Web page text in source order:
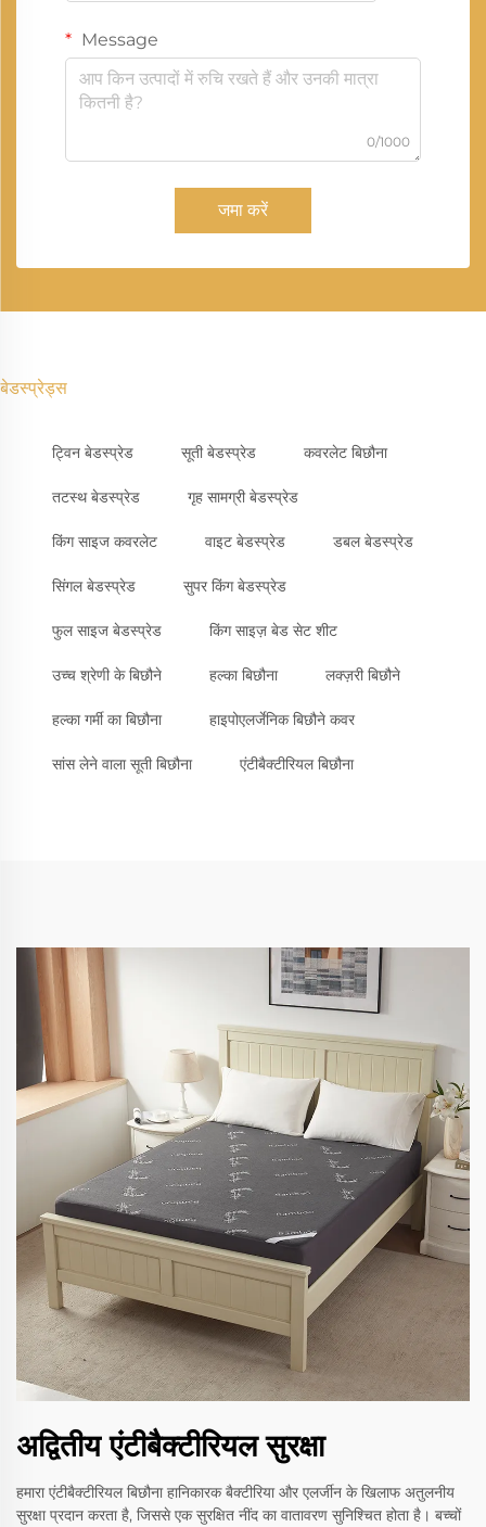
Message
0/1000
जमा करें
बेडस्प्रेड्स
ट्विन बेडस्प्रेड सूती बेडस्प्रेड कवरलेट बिछौना
तटस्थ बेडस्प्रेड गृह सामग्री बेडस्प्रेड
किंग साइज कवरलेट वाइट बेडस्प्रेड डबल बेडस्प्रेड
सिंगल बेडस्प्रेड सुपर किंग बेडस्प्रेड
फुल साइज बेडस्प्रेड किंग साइज़ बेड सेट शीट
उच्च श्रेणी के बिछौने हल्का बिछौना लक्ज़री बिछौने
हल्का गर्मी का बिछौना हाइपोएलर्जेनिक बिछौने कवर
सांस लेने वाला सूती बिछौना एंटीबैक्टीरियल बिछौना
अद्वितीय एंटीबैक्टीरियल सुरक्षा
हमारा एंटीबैक्टीरियल बिछौना हानिकारक बैक्टीरिया और एलर्जीन के खिलाफ अतुलनीय
सुरक्षा प्रदान करता है, जिससे एक सुरक्षित नींद का वातावरण सुनिश्चित होता है। बच्चों